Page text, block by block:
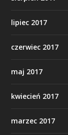
lipiec 2017
czerwiec 2017
maj 2017
kwiecień 2017
marzec 2017